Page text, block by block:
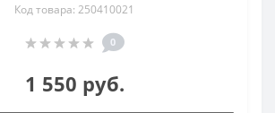
Код товара: 250410021
0
1 550 руб.